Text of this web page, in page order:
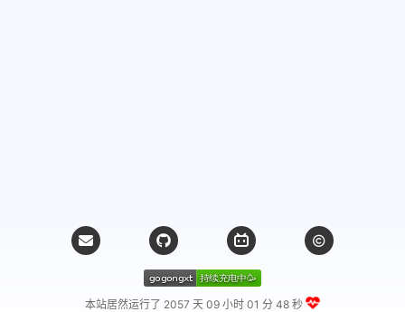
本站居然运行了 2057 天 09 小时 01 分 49 秒